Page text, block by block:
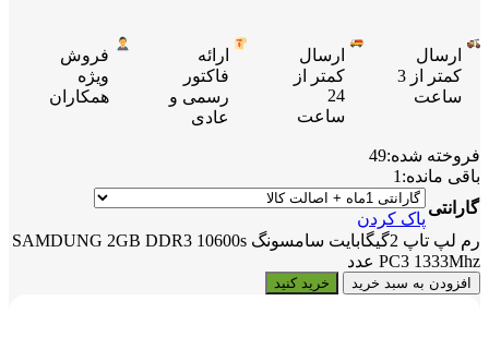
ارسال
کمتر از 3
ساعت
ارسال
کمتر از
24
ساعت
ارائه
فاکتور
رسمی و
عادی
فروش
ویژه
همکاران
فروخته شده:49
باقی مانده: 1
گارانتی
پاک کردن
رم لپ تاپ 2گیگابایت سامسونگ SAMDUNG 2GB DDR3 10600s
PC3 1333Mhz عدد
افزودن به سبد خرید خرید کنید